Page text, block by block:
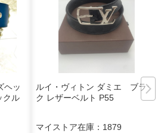
ヘッ
クル
ルイ・ヴィトン ダミエ ブラッ
ク レザーベルト P55
マイストア在庫： 1879